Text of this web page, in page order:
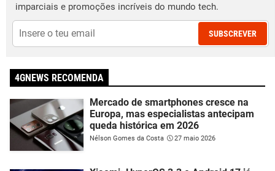
imparciais e promoções incríveis do mundo tech.
SUBSCREVER
4GNEWS RECOMENDA
Mercado de smartphones cresce na
Europa, mas especialistas antecipam
queda histórica em 2026
Nélson Gomes da Costa 27 maio 2026